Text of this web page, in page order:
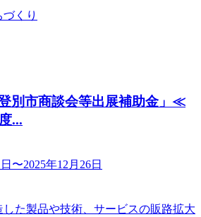
くり
別市商談会等出展補助金」≪
...
〜2025年12月26日
た製品や技術、サービスの販路拡大